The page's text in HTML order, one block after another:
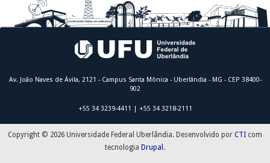
Av. João Naves de Ávila, 2121 - Campus Santa Mônica - Uberlândia - MG - CEP 38400-
902
+55 34 3239-4411 | +55 34 3218-2111
Copyright © 2026 Universidade Federal Uberlândia. Desenvolvido por CTI com
tecnologia Drupal.